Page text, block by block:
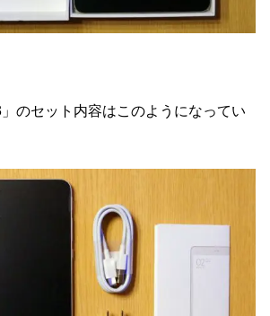
」のセット内容はこのようになってい